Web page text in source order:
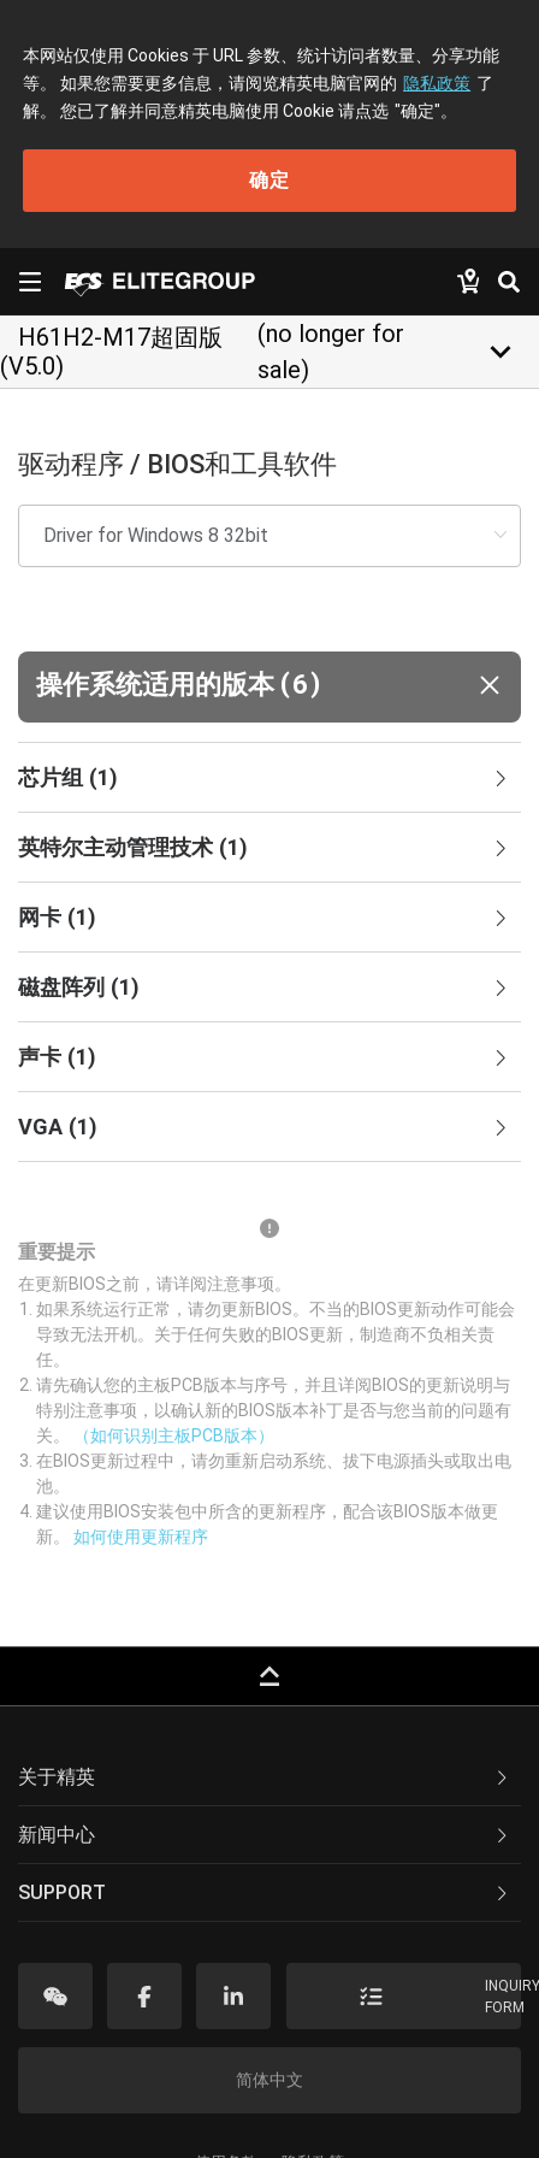
本网站仅使用 Cookies 于 URL 参数、统计访问者数量、分享功能
等。 如果您需要更多信息，请阅览精英电脑官网的 隐私政策 了
解。 您已了解并同意精英电脑使用 Cookie 请点选 "确定"。
确定
H61H2-M17超固版
(V5.0)
(no longer for
sale)
keyboard_arrow_down
驱动程序 / BIOS和工具软件
操作系统适用的版本 (6)
芯片组 (1)
英特尔主动管理技术 (1)
网卡 (1)
磁盘阵列 (1)
声卡 (1)
VGA (1)
重要提示
在更新BIOS之前，请详阅注意事项。
如果系统运行正常，请勿更新BIOS。不当的BIOS更新动作可能会
导致无法开机。关于任何失败的BIOS更新，制造商不负相关责
任。
请先确认您的主板PCB版本与序号，并且详阅BIOS的更新说明与
特别注意事项，以确认新的BIOS版本补丁是否与您当前的问题有
关。
（如何识别主板PCB版本）
在BIOS更新过程中，请勿重新启动系统、拔下电源插头或取出电
池。
建议使用BIOS安装包中所含的更新程序，配合该BIOS版本做更
新。 如何使用更新程序
keyboard_capslock
关于精英
新闻中心
SUPPORT
FORM
简体中文